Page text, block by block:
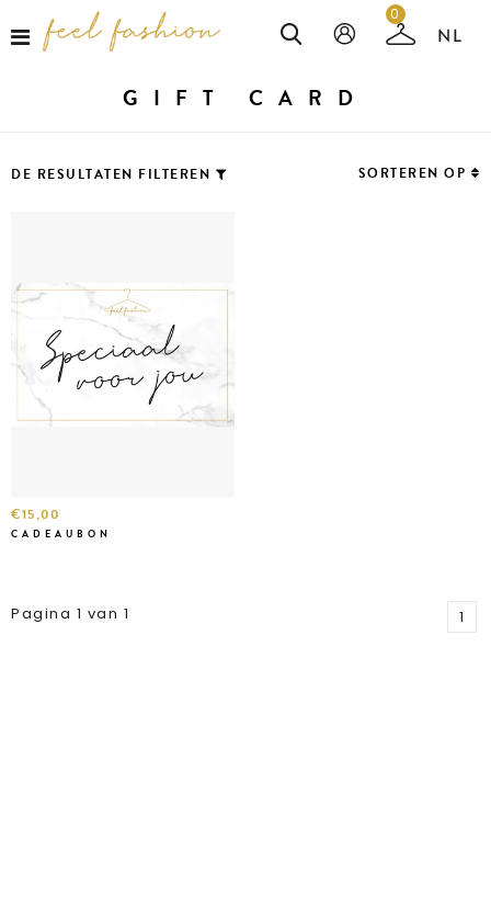
0
GIFT CARD
DE RESULTATEN FILTEREN SORTEREN OP
€15,00
CADEAUBON
Pagina 1 van 1 1